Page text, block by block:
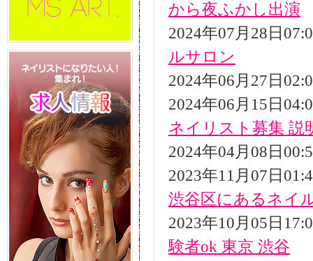
から夜ふかし出演
2024年07月28日
ルサロン
2024年06月27日
2024年06月15日
ネイリスト募集 説
2024年04月08日
2023年11月07日
渋谷区にあるネイ
2023年10月05日
験者ok 東京 渋谷